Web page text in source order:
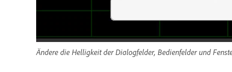
Ändere die Helligkeit der Dialogfelder, Bedienfelder und